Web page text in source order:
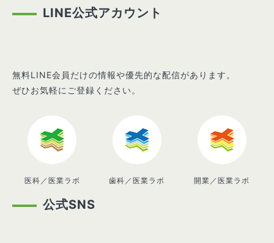
LINE公式アカウント
無料LINE会員だけの情報や優先的な配信があります。
ぜひお気軽にご登録ください。
医科／医業ラボ 歯科／医業ラボ 開業／医業ラボ
公式SNS